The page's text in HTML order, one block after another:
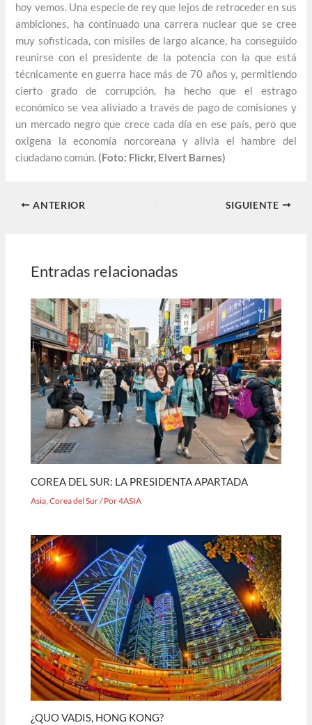
hoy vemos. Una especie de rey que lejos de retroceder en sus
ambiciones, ha continuado una carrera nuclear que se cree
muy sofisticada, con misiles de largo alcance, ha conseguido
reunirse con el presidente de la potencia con la que está
técnicamente en guerra hace más de 70 años y, permitiendo
cierto grado de corrupción, ha hecho que el estrago
económico se vea aliviado a través de pago de comisiones y
un mercado negro que crece cada día en ese país, pero que
oxigena la economía norcoreana y alivia el hambre del
ciudadano común. (Foto: Flickr, Elvert Barnes)
ANTERIOR SIGUIENTE
Entradas relacionadas
COREA DEL SUR: LA PRESIDENTA APARTADA
Asia,Corea del Sur/ Por4ASIA
¿QUO VADIS, HONG KONG?